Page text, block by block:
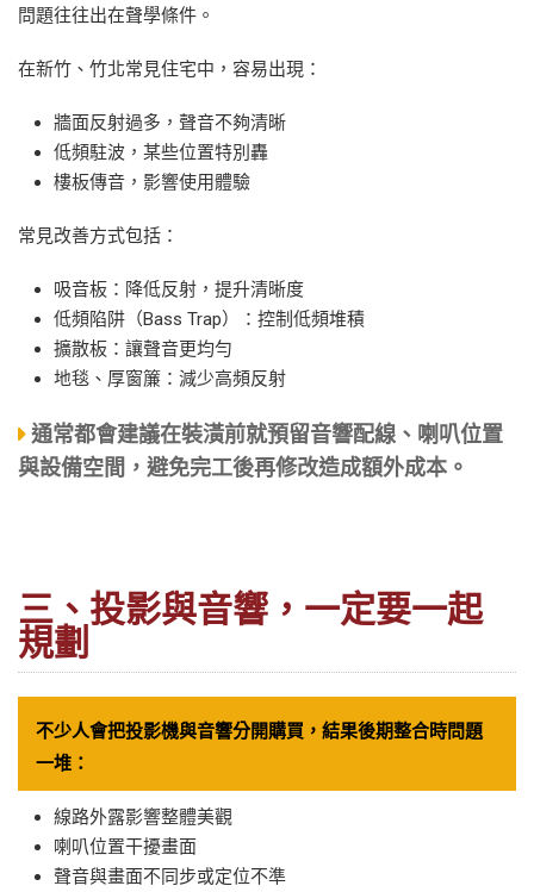
問題往往出在聲學條件。
在新竹、竹北常見住宅中，容易出現：
牆面反射過多，聲音不夠清晰
低頻駐波，某些位置特別轟
樓板傳音，影響使用體驗
常見改善方式包括：
吸音板：降低反射，提升清晰度
低頻陷阱（Bass Trap）：控制低頻堆積
擴散板：讓聲音更均勻
地毯、厚窗簾：減少高頻反射
通常都會建議在裝潢前就預留音響配線、喇叭位置
與設備空間，避免完工後再修改造成額外成本。
三、投影與音響，一定要一起
規劃
不少人會把投影機與音響分開購買，結果後期整合時問題
一堆：
線路外露影響整體美觀
喇叭位置干擾畫面
聲音與畫面不同步或定位不準